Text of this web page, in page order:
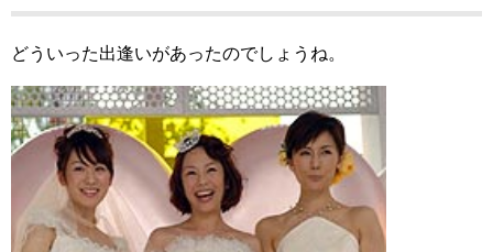
どういった出逢いがあったのでしょうね。